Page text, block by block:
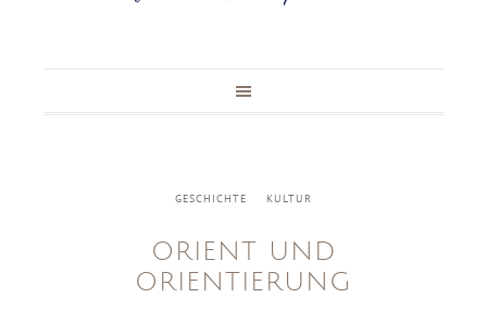
GESCHICHTE KULTUR
ORIENT UND
ORIENTIERUNG